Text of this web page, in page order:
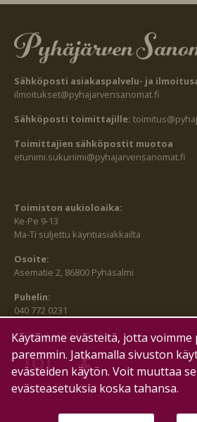
Sähköposti asiakaspalvelu- ja
ilmoitukset@pyhajarvensanomat.fi
Sähköposti toimittajille:
Toimittajien sähköpostit muotoa
etunimi.sukunimi@pyhajarvensanomat.fi
Toimiston aukioloaika:
Ke-Pe 9-13
Ma-Ti suljettu käyntiasiakkailta
Osoite:
Asematie 2, 86800 Pyhäsalmi
Puhelin:
040 772 0231
SEURAA MEITÄ MYÖS:
HALLITSE EVÄSTEITÄ
Käytämme evästeitä, jotta voimme
paremmin. Jatkamalla sivuston
evästeiden käytön. Voit muuttaa
evästeasetuksia koska tahansa.